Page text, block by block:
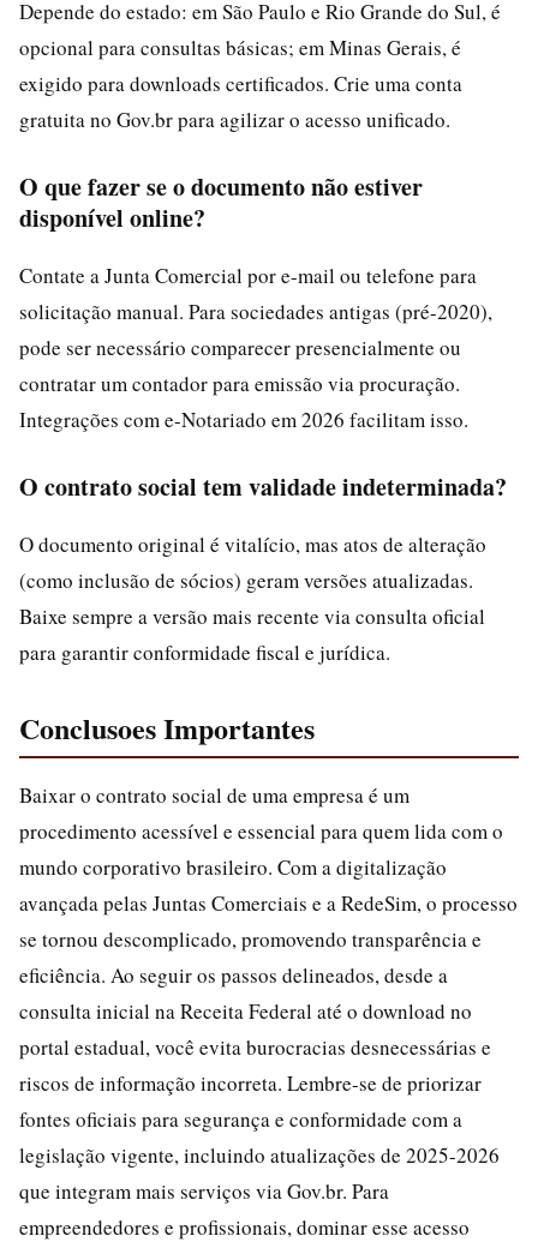
Depende do estado: em São Paulo e Rio Grande do Sul, é
opcional para consultas básicas; em Minas Gerais, é
exigido para downloads certificados. Crie uma conta
gratuita no Gov.br para agilizar o acesso unificado.
O que fazer se o documento não estiver
disponível online?
Contate a Junta Comercial por e-mail ou telefone para
solicitação manual. Para sociedades antigas (pré-2020),
pode ser necessário comparecer presencialmente ou
contratar um contador para emissão via procuração.
Integrações com e-Notariado em 2026 facilitam isso.
O contrato social tem validade indeterminada?
O documento original é vitalício, mas atos de alteração
(como inclusão de sócios) geram versões atualizadas.
Baixe sempre a versão mais recente via consulta oficial
para garantir conformidade fiscal e jurídica.
Conclusoes Importantes
Baixar o contrato social de uma empresa é um
procedimento acessível e essencial para quem lida com o
mundo corporativo brasileiro. Com a digitalização
avançada pelas Juntas Comerciais e a RedeSim, o processo
se tornou descomplicado, promovendo transparência e
eficiência. Ao seguir os passos delineados, desde a
consulta inicial na Receita Federal até o download no
portal estadual, você evita burocracias desnecessárias e
riscos de informação incorreta. Lembre-se de priorizar
fontes oficiais para segurança e conformidade com a
legislação vigente, incluindo atualizações de 2025-2026
que integram mais serviços via Gov.br. Para
empreendedores e profissionais, dominar esse acesso